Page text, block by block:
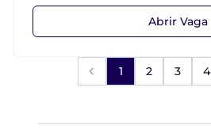
Abrir Vaga
1 2 3 4